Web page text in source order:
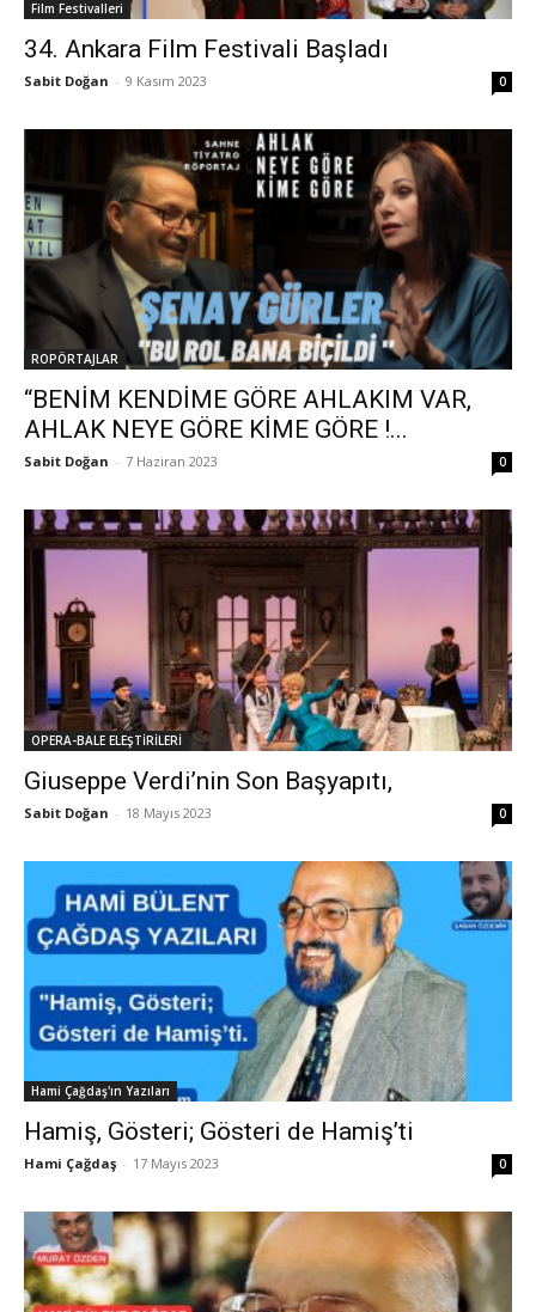
Film Festivalleri
34. Ankara Film Festivali Başladı
Sabit Doğan - 9 Kasım 2023 0
ROPÖRTAJLAR
“BENİM KENDİME GÖRE AHLAKIM VAR,
AHLAK NEYE GÖRE KİME GÖRE !...
Sabit Doğan - 7 Haziran 2023 0
OPERA-BALE ELEŞTİRİLERİ
Giuseppe Verdi’nin Son Başyapıtı,
Sabit Doğan - 18 Mayıs 2023 0
Hami Çağdaş'ın Yazıları
Hamiş, Gösteri; Gösteri de Hamiş’ti
Hami Çağdaş - 17 Mayıs 2023 0